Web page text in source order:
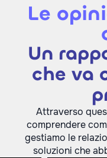
Le
Un
che va
Attraverso
comprendere
gestiamo le
soluzioni che